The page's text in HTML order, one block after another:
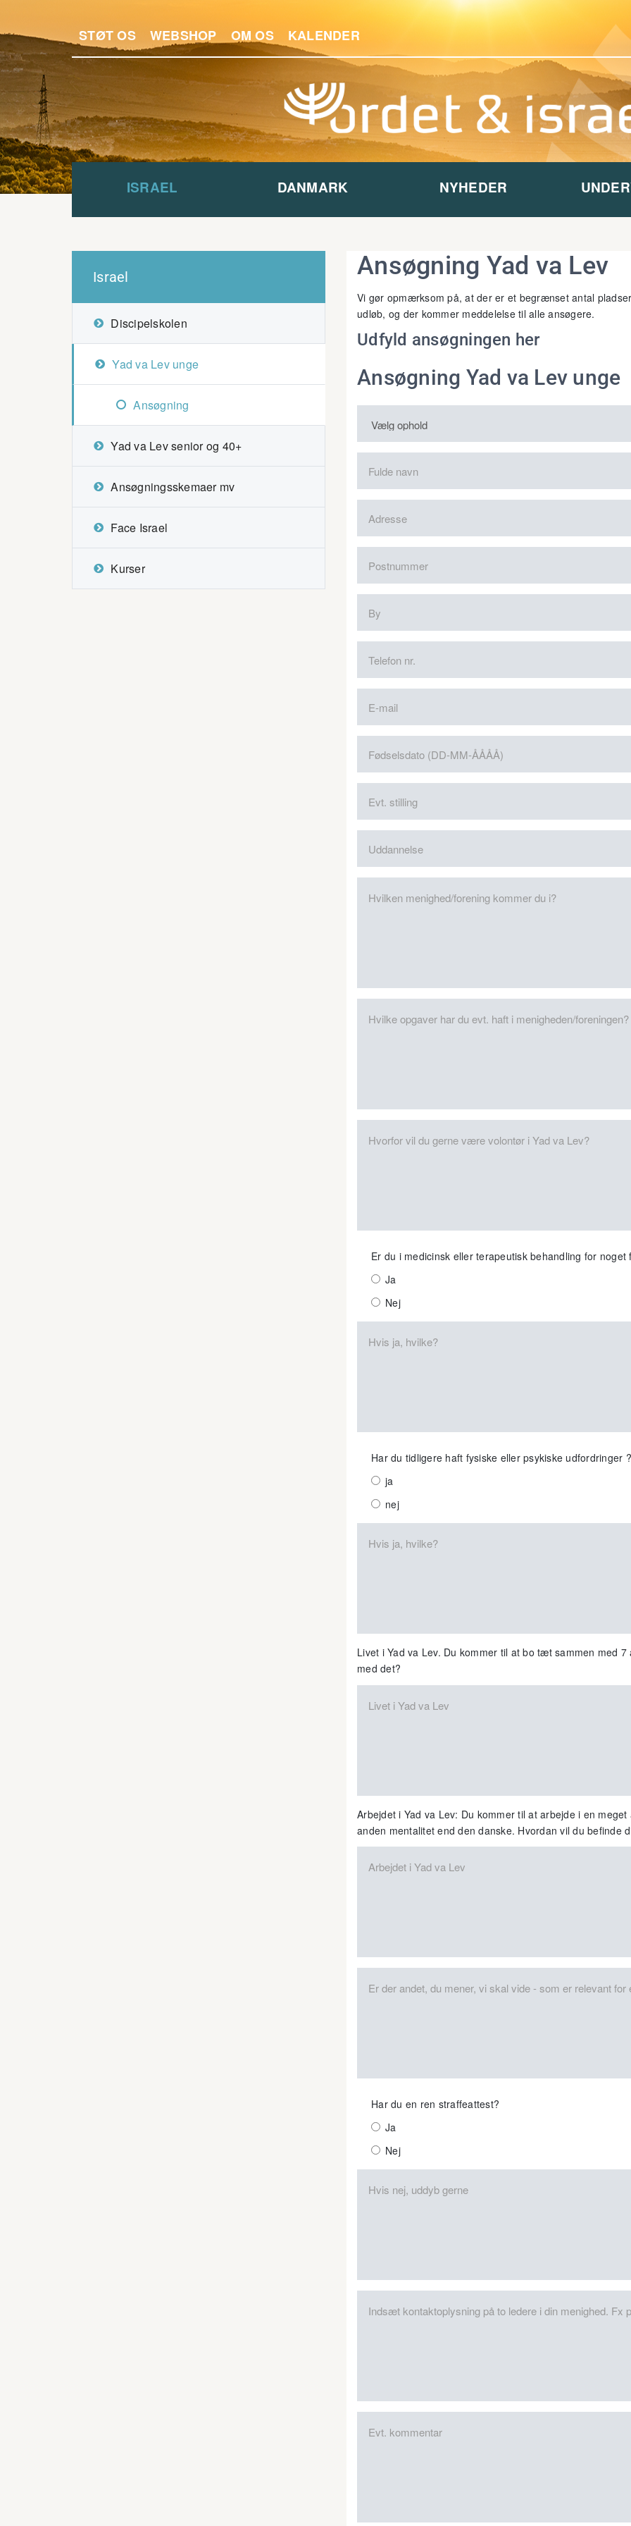
STØT OS WEBSHOP OM OS KALENDER
ISRAEL DANMARK NYHEDER
Israel
Discipelskolen
Yad va Lev unge
Ansøgning
Yad va Lev senior og 40+
Ansøgningsskemaer mv
Face Israel
Kurser
Ansøgning Yad va Lev
Vi gør opmærksom på, at der er et begrænset antal
udløb, og der kommer meddelelse til alle ansøgere.
Udfyld ansøgningen her
Ansøgning Yad va Lev unge
Er du i medicinsk eller terapeutisk behandling for noget
Ja
Nej
Har du tidligere haft fysiske eller psykiske udfordringer ?
ja
nej
Livet i Yad va Lev. Du kommer til at bo tæt sammen med
med det?
Arbejdet i Yad va Lev: Du kommer til at arbejde i en
anden mentalitet end den danske. Hvordan vil du befinde
Har du en ren straffeattest?
Ja
Nej